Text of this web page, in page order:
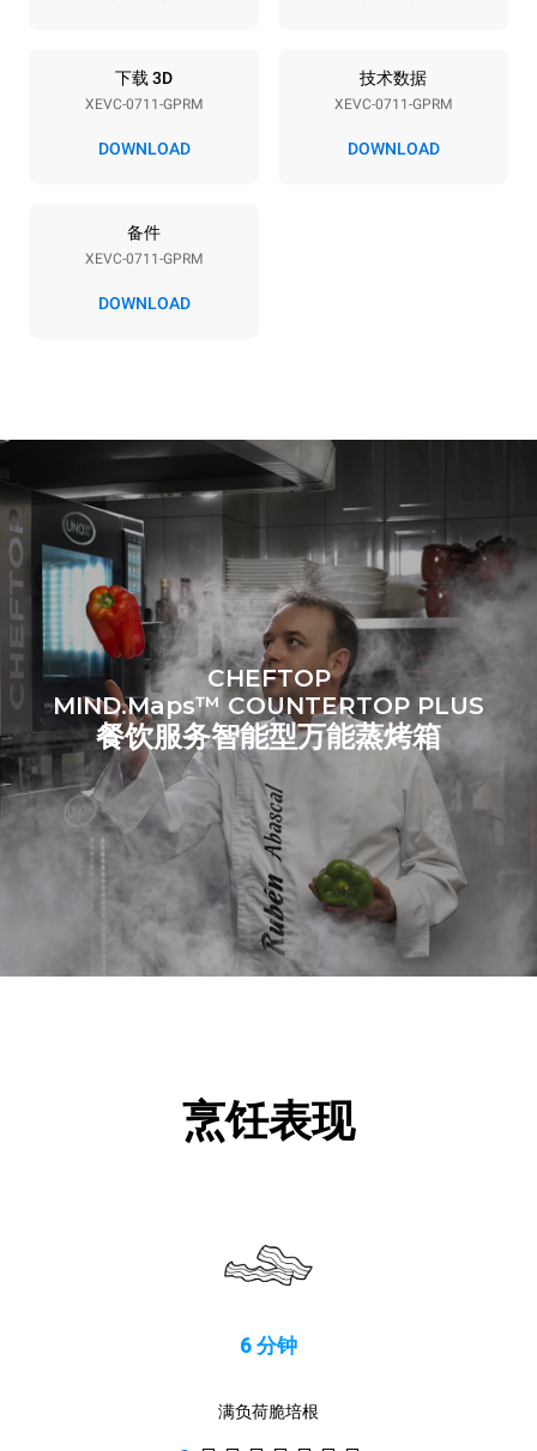
插头类型
F型插头 | ✓
电力能耗（kWh）
二氧化碳数据来
源：
假设每天使用烤箱(300天/年)：
6次轻载烤鸡(载量为20%)
1次满载烘烤土豆
3次满载蒸汽烹饪
180°C空烤箱2小时
假设每周使用以下清洗程序(42
周/年)：
1次长时清洗
1次中时清洗
下载 3D
XEVC-0711-GPRM
DOWNLOAD
技术数据
XEVC-0711-GPRM
DOWNLOAD
备件
XEVC-0711-GPRM
DOWNLOAD
CHEFTOP
MIND.Maps™ COUNTERTOP PLUS
餐饮服务智能型万能蒸烤箱
烹饪表现
6 分钟
满负荷脆培根